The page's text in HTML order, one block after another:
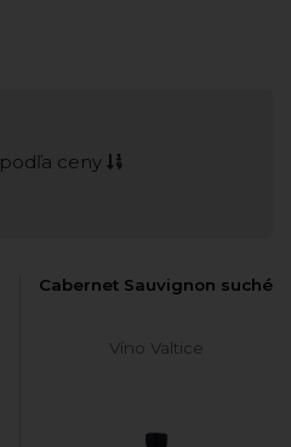
podľa ceny
Cabernet Sauvignon suché
Víno Valtice